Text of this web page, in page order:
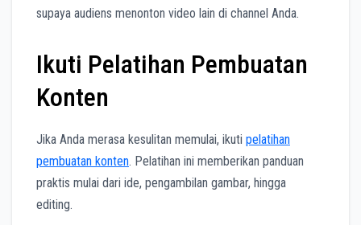
supaya audiens menonton video lain di channel Anda.
Ikuti Pelatihan Pembuatan
Konten
Jika Anda merasa kesulitan memulai, ikuti pelatihan
pembuatan konten. Pelatihan ini memberikan panduan
praktis mulai dari ide, pengambilan gambar, hingga
editing.